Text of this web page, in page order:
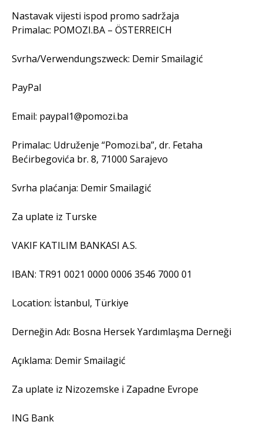
Nastavak vijesti ispod promo sadržaja
Primalac: POMOZI.BA – ÖSTERREICH
Svrha/Verwendungszweck: Demir Smailagić
PayPal
Email: paypal1@pomozi.ba
Primalac: Udruženje “Pomozi.ba”, dr. Fetaha
Bećirbegovića br. 8, 71000 Sarajevo
Svrha plaćanja: Demir Smailagić
Za uplate iz Turske
VAKIF KATILIM BANKASI A.S.
IBAN: TR91 0021 0000 0006 3546 7000 01
Location: İstanbul, Türkiye
Derneğin Adı: Bosna Hersek Yardımlaşma Derneği
Açıklama: Demir Smailagić
Za uplate iz Nizozemske i Zapadne Evrope
ING Bank